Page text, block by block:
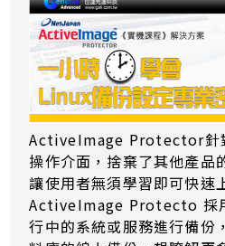
ActiveImage Protector針
操作介面，捨棄了其他產品
讓使用者無須學習即可快速
ActiveImage Protecto 採
行中的系統或服務進行備份